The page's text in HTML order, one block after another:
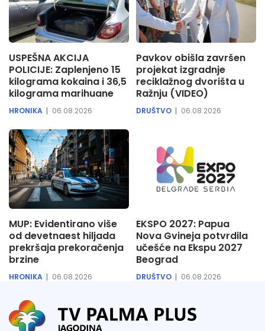
USPEŠNA AKCIJA
POLICIJE: Zaplenjeno 15
kilograma kokaina i 36,5
kilograma marihuane
HRONIKA 06.08.2026
Pavkov obišla završen
projekat izgradnje
reciklažnog dvorišta u
Ražnju (VIDEO)
DRUŠTVO 06.08.2026
MUP: Evidentirano više
od devetnaest hiljada
prekršaja prekoračenja
brzine
HRONIKA 06.08.2026
EKSPO 2027: Papua
Nova Gvineja potvrdila
učešće na Ekspu 2027
Beograd
DRUŠTVO 06.08.2026